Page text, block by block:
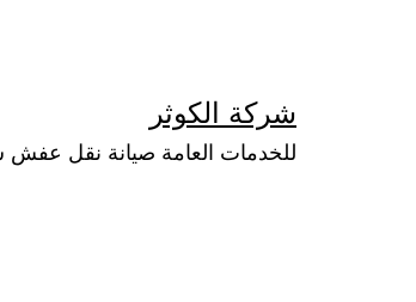
شركة الكوثر
للخدمات العامة صيانة نقل